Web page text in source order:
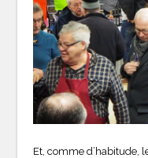
Et, comme d’habitude,